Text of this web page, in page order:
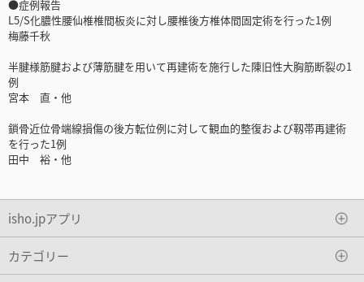
●症例報告
L5/S化膿性腰仙椎椎間板炎に対し腰椎後方椎体間固定術を行った1例
梅藤千秋
半腱様筋腱および薄筋腱を用いて再建術を施行した陳旧性大胸筋断裂の1
例
宮本 直・他
鎖骨近位骨端線損傷の後方転位例に対して観血的整復および靱帯再建術
を行った1例
田中 裕・他
isho.jpアプリ
カテゴリー